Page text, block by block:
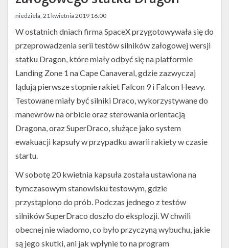
niedziela, 21 kwietnia 2019 16:00
W ostatnich dniach firma SpaceX przygotowywała się do
przeprowadzenia serii testów silników załogowej wersji
statku Dragon, które miały odbyć się na platformie
Landing Zone 1 na Cape Canaveral, gdzie zazwyczaj
lądują pierwsze stopnie rakiet Falcon 9 i Falcon Heavy.
Testowane miały być silniki Draco, wykorzystywane do
manewrów na orbicie oraz sterowania orientacją
Dragona, oraz SuperDraco, służące jako system
ewakuacji kapsuły w przypadku awarii rakiety w czasie
startu.
W sobotę 20 kwietnia kapsuła została ustawiona na
tymczasowym stanowisku testowym, gdzie
przystąpiono do prób. Podczas jednego z testów
silników SuperDraco doszło do eksplozji. W chwili
obecnej nie wiadomo, co było przyczyną wybuchu, jakie
są jego skutki, ani jak wpłynie to na program